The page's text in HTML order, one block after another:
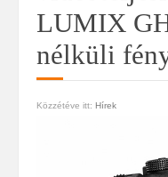
LUMIX
nélküli
Közzétéve itt: Hírek